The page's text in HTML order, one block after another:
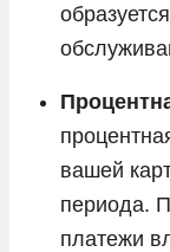
вашей
периода.
платежи